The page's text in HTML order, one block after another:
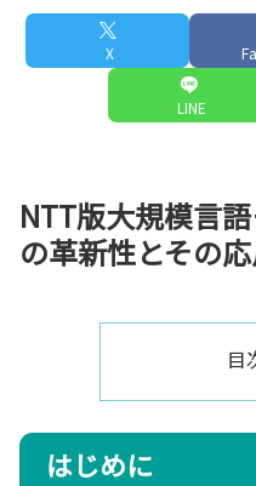
X
LINE
NTT版大規模言
の革新性とその
目
はじめに